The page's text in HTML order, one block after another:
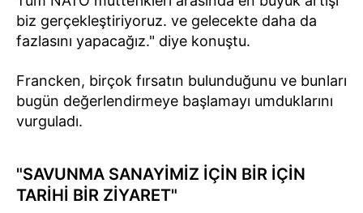
biz gerçekleştiriyoruz. ve gelecekte daha da
fazlasını yapacağız." diye konuştu.
Francken, birçok fırsatın bulunduğunu ve bunları
bugün değerlendirmeye başlamayı umduklarını
vurguladı.
"SAVUNMA SANAYİMİZ İÇİN BİR İÇİN
TARİHİ BİR ZİYARET"